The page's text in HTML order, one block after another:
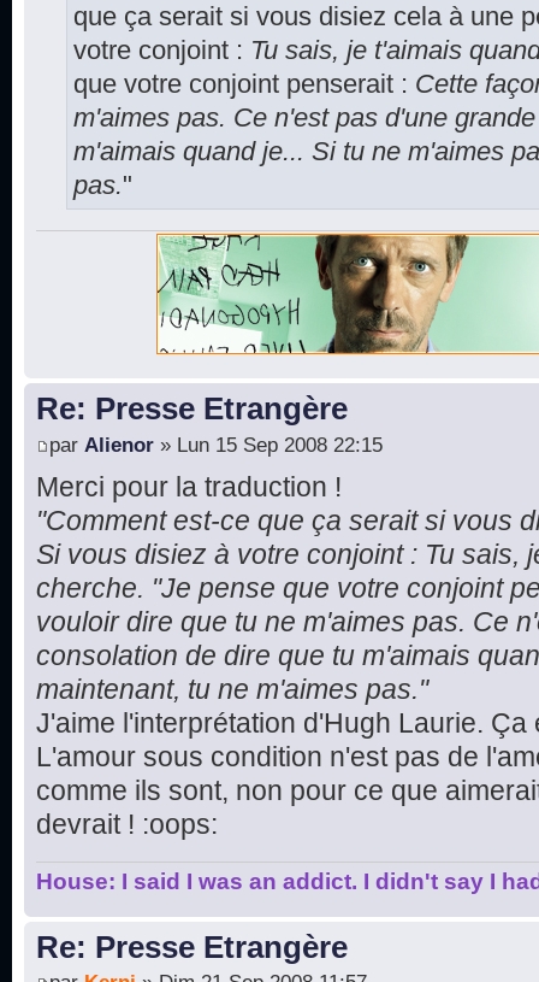
que ça serait si vous disiez cela à une
votre conjoint : Tu sais, je t'aimais
que votre conjoint penserait : Cette
m'aimes pas. Ce n'est pas d'une
m'aimais quand je... Si tu ne m'aimes
pas."
Re: Presse Etrangère
par Alienor » Lun 15 Sep 2008 22:15
Merci pour la traduction !
"Comment est-ce que ça serait si vous
Si vous disiez à votre conjoint : Tu sais,
cherche. "Je pense que votre conjoint
vouloir dire que tu ne m'aimes pas. Ce
consolation de dire que tu m'aimais
maintenant, tu ne m'aimes pas."
J'aime l'interprétation d'Hugh Laurie.
L'amour sous condition n'est pas de
comme ils sont, non pour ce que
devrait ! :oops:
House: I said I was an addict. I didn't say I
Re: Presse Etrangère